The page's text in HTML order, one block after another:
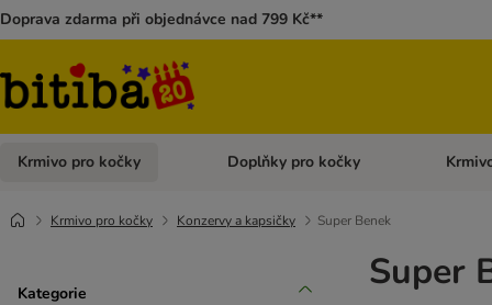
Doprava zdarma při objednávce nad 799 Kč**
Krmivo pro kočky Otevřít menu: Krmivo pro kočky
Doplňky pro kočky Otevřít
Krmivo pro kočky Konzervy a kapsičky Super Benek
Kategorie Super